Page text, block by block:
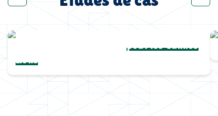
Une collection complètepour les Cannes
Lions